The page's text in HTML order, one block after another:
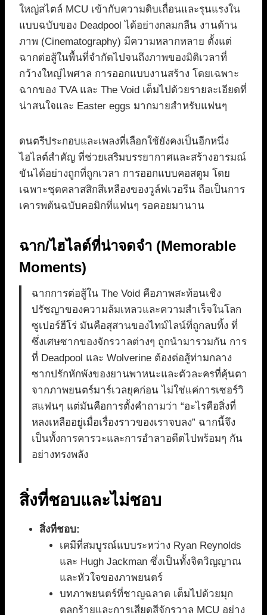
ใหญ่สไตล์ MCU เข้ากับความดิบเถื่อนและรุนแรงใน
แบบฉบับของ Deadpool ได้อย่างกลมกลืน งานด้าน
ภาพ (Cinematography) มีความหลากหลาย ตั้งแต่
ฉากต่อสู้ในพื้นที่จำกัดไปจนถึงภาพของมิติเวลาที่
กว้างใหญ่ไพศาล การออกแบบงานสร้าง โดยเฉพาะ
ฉากของ TVA และ The Void เต็มไปด้วยรายละเอียดที่
น่าสนใจและ Easter eggs มากมายสำหรับแฟนๆ
ดนตรีประกอบและเพลงที่เลือกใช้ยังคงเป็นอีกหนึ่ง
ไฮไลต์สำคัญ ที่ช่วยเสริมบรรยากาศและสร้างอารมณ์
ขันได้อย่างถูกที่ถูกเวลา การออกแบบคอสตูม โดย
เฉพาะชุดคลาสสิกสีเหลืองของวูล์ฟเวอรีน ถือเป็นการ
เคารพต้นฉบับคอมิกที่แฟนๆ รอคอยมานาน
ฉาก/ไฮไลต์ที่น่าจดจำ (Memorable
Moments)
ฉากการต่อสู้ใน The Void คือภาพสะท้อนเชิง
ปรัชญาของความล้มเหลวและความสำเร็จในโลก
ซูเปอร์ฮีโร่ มันคือสุสานของไทม์ไลน์ที่ถูกลบทิ้ง ที่
ซึ่งเศษซากของจักรวาลต่างๆ ถูกนำมารวมกัน การ
ที่ Deadpool และ Wolverine ต้องต่อสู้ท่ามกลาง
ซากปรักหักพังของยานพาหนะและตัวละครที่คุ้นตา
จากภาพยนตร์มาร์เวลยุคก่อน ไม่ใช่แค่การเซอร์วิ
สแฟนๆ แต่มันคือการตั้งคำถามว่า “อะไรคือสิ่งที่
หลงเหลืออยู่เมื่อเรื่องราวของเราจบลง” ฉากนี้จึง
เป็นทั้งการคารวะและการอำลาอดีตไปพร้อมๆ กัน
อย่างทรงพลัง
สิ่งที่ชอบและไม่ชอบ
สิ่งที่ชอบ:
เคมีที่สมบูรณ์แบบระหว่าง Ryan Reynolds
และ Hugh Jackman ซึ่งเป็นทั้งจิตวิญญาณ
และหัวใจของภาพยนตร์
บทภาพยนตร์ที่ชาญฉลาด เต็มไปด้วยมุก
ตลกร้ายและการเสียดสีจักรวาล MCU อย่าง